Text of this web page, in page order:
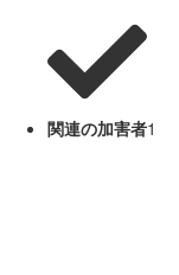
関連の加害者1